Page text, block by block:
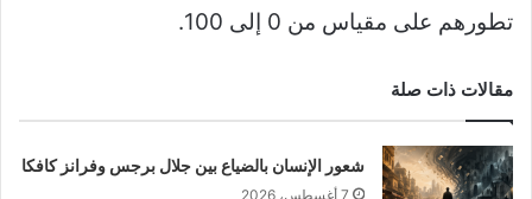
تطورهم على مقياس من 0 إلى 100.
مقالات ذات صلة
شعور الإنسان بالضياع بين جلال برجس وفرانز كافكا
7 أغسطس، 2026